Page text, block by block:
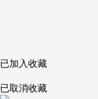
已加入收藏
已取消收藏